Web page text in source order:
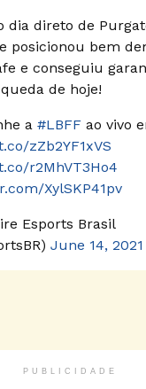
dia direto de
posicionou bem
e conseguiu
de hoje!
a #LBFF ao vivo
zZb2YF1xVS
r2MhVT3Ho4
XylSKP41pv
Esports Brasil
June 14, 2021
PUBLICIDADE